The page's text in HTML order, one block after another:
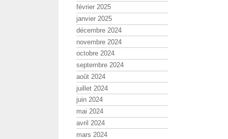
février 2025
janvier 2025
décembre 2024
novembre 2024
octobre 2024
septembre 2024
août 2024
juillet 2024
juin 2024
mai 2024
avril 2024
mars 2024